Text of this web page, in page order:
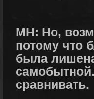
МН: Но,
потому что
была
сравнивать.